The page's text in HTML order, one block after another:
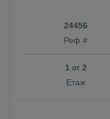
24456
Реф #
1 от2
Етаж